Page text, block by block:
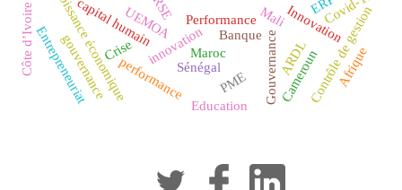
Maroc
performance PME
croissance économique Performance MaliInnovation
innovation Gouvernance
gouvernance Contrôle de gestion
Entrepreneuriat Sénégal ARDL
UEMOA
RSE
Cameroun
Crise
Banque
Afrique
capital humain
Côte d’Ivoire
Education